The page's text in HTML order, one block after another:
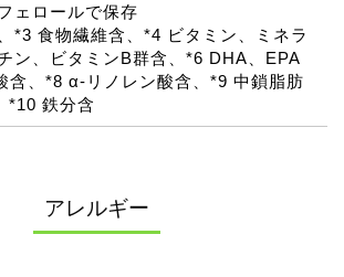
ェロールで保存
*3 食物繊維含、*4 ビタミン、ミネラ
ン、ビタミンB群含、*6 DHA、EPA
含、*8 α-リノレン酸含、*9 中鎖脂肪
*10 鉄分含
アレルギー